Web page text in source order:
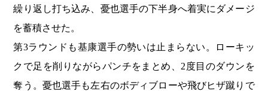
繰り返し打ち込み、憂也選手の下半身へ着実にダメージ
を蓄積させた。
第3ラウンドも基康選手の勢いは止まらない。ローキッ
クで足を削りながらパンチをまとめ、2度目のダウンを
奪う。憂也選手も左右のボディブローや飛びヒザ蹴りで